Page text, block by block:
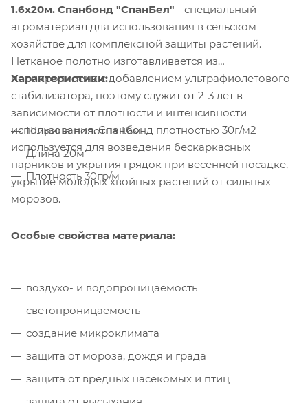
1.6х20м. Спанбонд "СпанБел" - специальный
агроматериал для использования в сельском
хозяйстве для комплексной защиты растений.
Нетканое полотно изготавливается из
полипропилена с добавлением ультрафиолетового
стабилизатора, поэтому служит от 2-3 лет в
зависимости от плотности и интенсивности
использования. Спанбонд плотностью 30г/м2
используется для возведения бескаркасных
парников и укрытия грядок при весенней посадке,
укрытие молодых хвойных растений от сильных
морозов.
Характеристики:
Ширина полотна 1.6м.
Длина 20м
Плотность 30гр/м
Особые свойства материала:
воздухо- и водопроницаемость
светопроницаемость
создание микроклимата
защита от мороза, дождя и града
защита от вредных насекомых и птиц